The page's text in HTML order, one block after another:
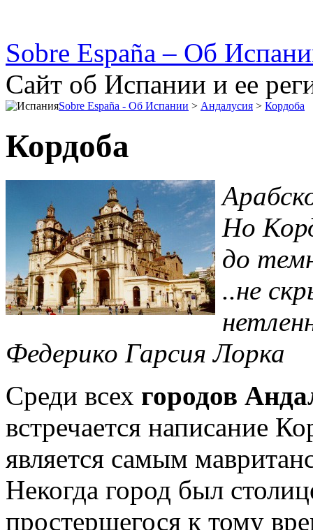
Sobre España – Об
Сайт об Испании и ее
Sobre España - Об Испании > Андалусия > Кордоба
Кордоба
Но
до
..не
Федерико Гарсия Лорка
Среди всех городов
встречается написание
является самым
Некогда город был
простершегося к тому